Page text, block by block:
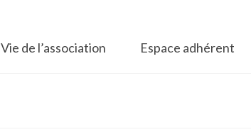
Vie de l’association Espace adhérent